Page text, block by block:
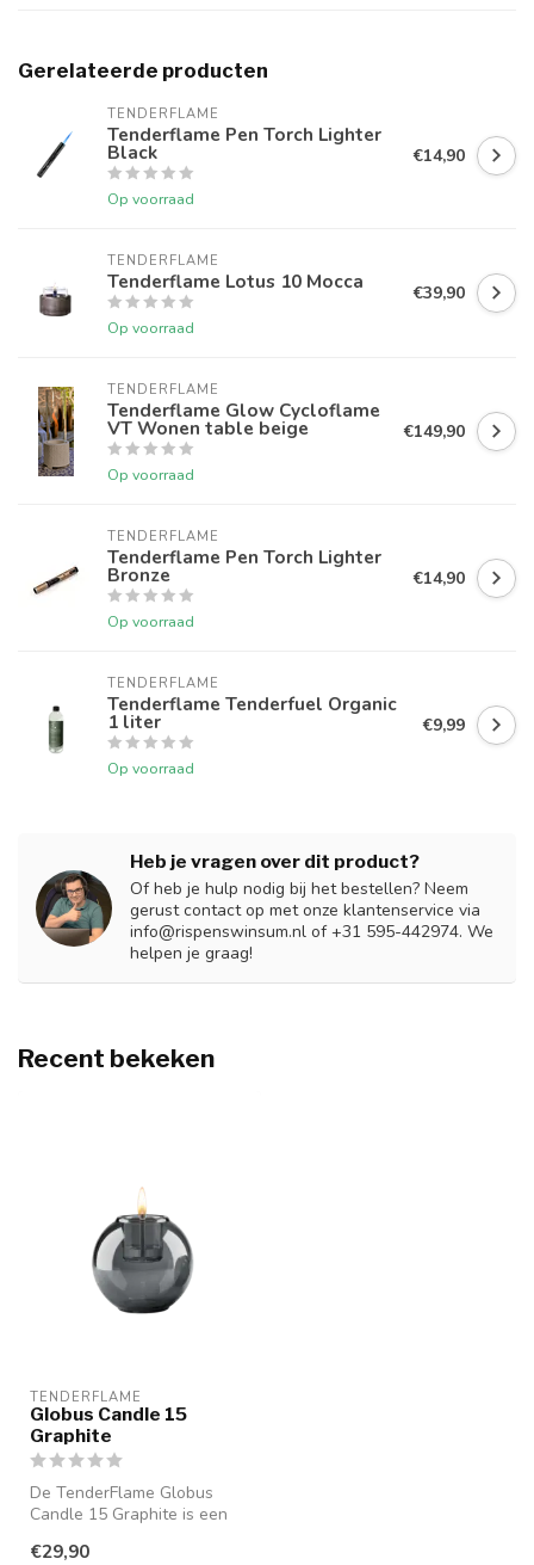
Gerelateerde producten
TENDERFLAME
Tenderflame Pen Torch Lighter
Black
Op voorraad
€14,90
TENDERFLAME
Tenderflame Lotus 10 Mocca
Op voorraad
€39,90
TENDERFLAME
Tenderflame Glow Cycloflame
VT Wonen table beige
Op voorraad
€149,90
TENDERFLAME
Tenderflame Pen Torch Lighter
Bronze
Op voorraad
€14,90
TENDERFLAME
Tenderflame Tenderfuel Organic
1 liter
Op voorraad
€9,99
Heb je vragen over dit product?
Of heb je hulp nodig bij het bestellen? Neem
gerust contact op met onze klantenservice via
info@rispenswinsum.nl of +31 595-442974. We
helpen je graag!
Recent bekeken
TENDERFLAME
Globus Candle 15
Graphite
De TenderFlame Globus
Candle 15 Graphite is een
Ges...
€29,90